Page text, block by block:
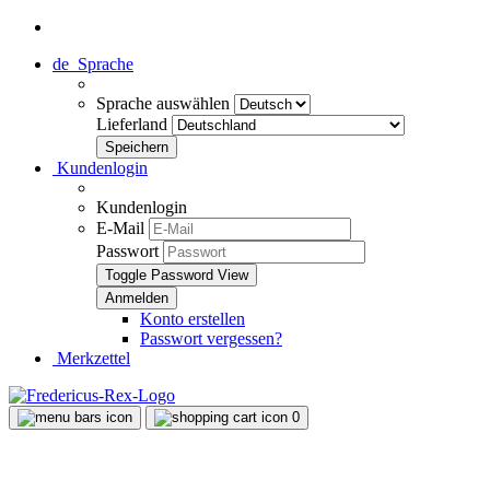
de Sprache
Sprache auswählen
Lieferland
Kundenlogin
Kundenlogin
E-Mail
Passwort
Toggle Password View
Konto erstellen
Passwort vergessen?
Merkzettel
0